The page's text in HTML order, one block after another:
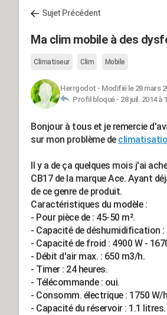
Sujet Précédent
Ma clim mobile à des
Climatiseur Clim Mobile
Herrgodot - Modifié le 28 mars
Profil bloqué - 28 juil. 2014 à
Bonjour à tous et je remercie
sur mon problème de
Il y a de ça quelques mois j'ai
CB17 de la marque Ace. Ayant
de ce genre de produit.
Caractéristiques du modèle :
- Pour pièce de : 45-50 m².
- Capacité de déshumidification :
- Capacité de froid : 4900 W -
- Débit d'air max. : 650 m3/h.
- Timer : 24 heures.
- Télécommande : oui.
- Consomm. électrique : 1750 W/
- Capacité du réservoir : 1.1 litres.